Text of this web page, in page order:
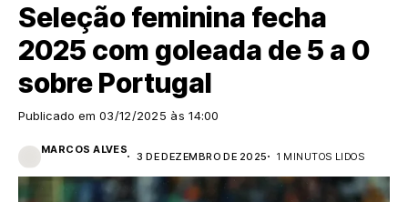
Seleção feminina fecha
2025 com goleada de 5 a 0
sobre Portugal
Publicado em 03/12/2025 às 14:00
MARCOS ALVES
3 DE DEZEMBRO DE 2025 1 MINUTOS LIDOS